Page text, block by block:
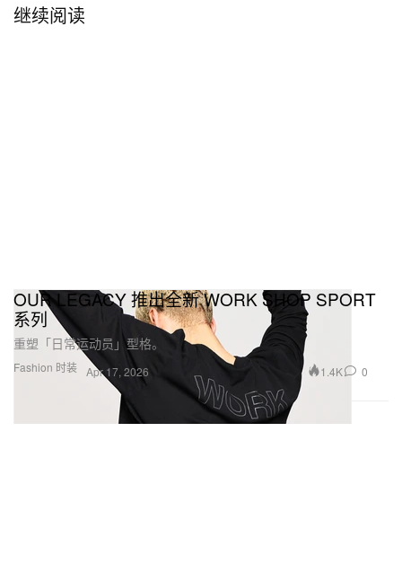
继续阅读
Fashion 时装
OUR LEGACY 推出全新 WORK SHOP SPORT
系列
重塑「日常运动员」型格。
Apr 17, 2026 1.4K 0